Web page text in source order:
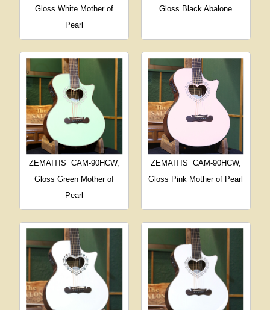
Gloss White Mother of
Pearl
Gloss Black Abalone
ZEMAITIS
CAM-90HCW,
Gloss Green Mother of
Pearl
ZEMAITIS CAM-90HCW,
Gloss Pink Mother of Pearl